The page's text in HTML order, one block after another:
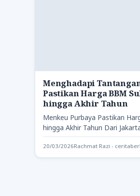
Menghadapi
Pastikan Harga BBM
hingga Akhir Tahun
Menkeu Purbaya Pastikan
hingga Akhir Tahun Dari
bahwa pemerintah menjamin…
20/03/2026Rachmat Razi -